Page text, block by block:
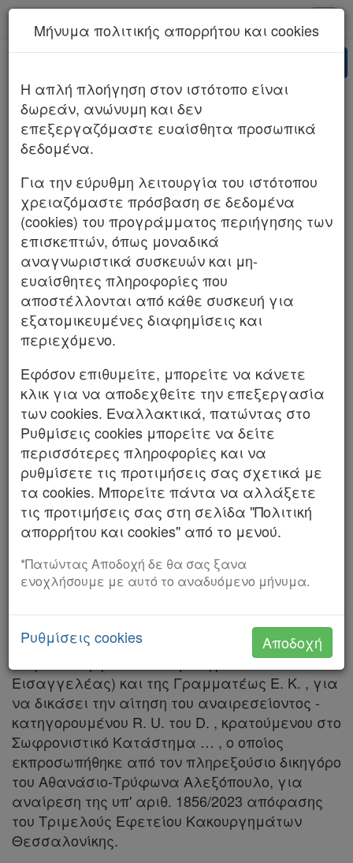
Χρήσιμα
Assistant
Νομολογία
Kodiko
Forum
Κ.Α.Δ.
Διακρατικές
Συμφωνίες
Ελλάδας
Πληροφορίες
Εταιρεία
Νέα υπηρεσία Kodiko Assistant.Περισσότερα
ΑΡΕΙΟΣ ΠΑΓΟΣ 405/2026 (ΤΜΗΜΑ Ζ
ΠΟΙΝΙΚΟ)
Αριθμός 405/2026
ΤΟ ΔΙΚΑΣΤΗΡΙΟ ΤΟΥ ΑΡΕΙΟΥ ΠΑΓΟΥ
Ζ' ΠΟΙΝΙΚΟ ΤΜΗΜΑ
Συγκροτήθηκε από τους Δικαστές: Αλεξάνδρα
Αποστολάκη (η οποία ορίστηκε με την υπ'
αριθμ. .../2024 πράξη της Προέδρου του Αρείου
Πάγου), Σπυρίδωνα Κουτσοχρήστο, Γεώργιο
Αικατερίνη Χονδρορίζου, Αρεοπαγίτες.
Κατάστημά του στις 22 Μαΐου 2024, με την
παρουσία του Αντεισαγγελέως του Αρείου
Πάγου Γεώργιου Οικονόμου (γιατί κωλύεται ο
Εισαγγελέας) και της Γραμματέως Ε. Κ. , για
να δικάσει την αίτηση του αναιρεσείοντος -
κατηγορουμένου R. U. του D. , κρατούμενου στο
Σωφρονιστικό Κατάστημα … , ο οποίος
εκπροσωπήθηκε από τον πληρεξούσιο δικηγόρο
του Αθανάσιο-Τρύφωνα Αλεξόπουλο, για
αναίρεση της υπ' αριθ. 1856/2023 απόφασης
του Τριμελούς Εφετείου Κακουργημάτων
Θεσσαλονίκης.
Μήνυμα πολιτικής απορρήτου και cookies
H απλή πλοήγηση στον ιστότοπο είναι
δωρεάν, ανώνυμη και δεν
επεξεργαζόμαστε ευαίσθητα προσωπικά
δεδομένα.
Για την εύρυθμη λειτουργία του ιστότοπου
χρειαζόμαστε πρόσβαση σε δεδομένα
(cookies) του προγράμματος περιήγησης των
επισκεπτών, όπως μοναδικά
αναγνωριστικά συσκευών και μη-
ευαίσθητες πληροφορίες που
αποστέλλονται από κάθε συσκευή για
εξατομικευμένες διαφημίσεις και
περιεχόμενο.
Εφόσον επιθυμείτε, μπορείτε να κάνετε
κλικ για να αποδεχθείτε την επεξεργασία
των cookies. Εναλλακτικά, πατώντας στο
Ρυθμίσεις cookies μπορείτε να δείτε
περισσότερες πληροφορίες και να
ρυθμίσετε τις προτιμήσεις σας σχετικά με
τα cookies. Μπορείτε πάντα να αλλάξετε
τις προτιμήσεις σας στη σελίδα "Πολιτική
απορρήτου και cookies" από το μενού.
*Πατώντας Αποδοχή δε θα σας ξανα
ενοχλήσουμε με αυτό το αναδυόμενο μήνυμα.
Ρυθμίσεις cookies Αποδοχή